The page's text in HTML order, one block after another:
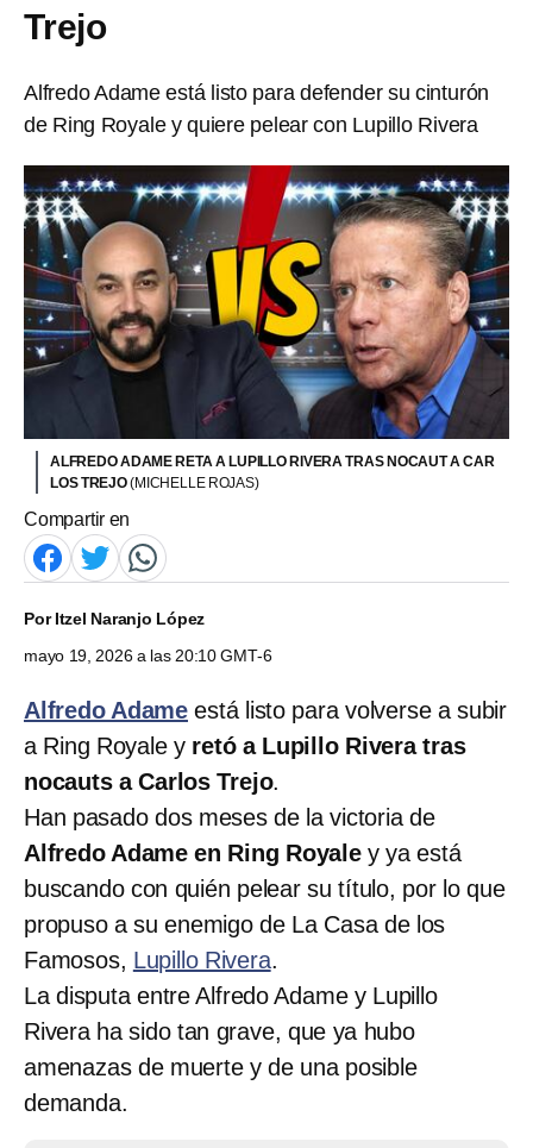
Trejo
Alfredo Adame está listo para defender su cinturón
de Ring Royale y quiere pelear con Lupillo Rivera
ALFREDO ADAME RETA A LUPILLO RIVERA TRAS NOCAUT A CAR
LOS TREJO(MICHELLE ROJAS)
Compartir en
PorItzel Naranjo López
mayo 19, 2026 a las 20:10 GMT-6
Alfredo Adame está listo para volverse a subir
a Ring Royale yretó a Lupillo Rivera tras
nocauts a Carlos Trejo.
Han pasado dos meses de la victoria de
Alfredo Adame en Ring Royaley ya está
buscando con quién pelear su título, por lo que
propuso a su enemigo de La Casa de los
Famosos, Lupillo Rivera.
La disputa entre Alfredo Adame y Lupillo
Rivera ha sido tan grave, que ya hubo
amenazas de muerte y de una posible
demanda.